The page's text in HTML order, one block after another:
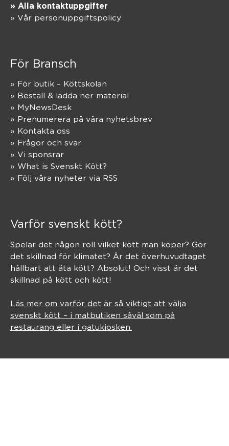
» Alla kontaktuppgifter
» Vår personuppgiftspolicy
För Bransch
» För butik – Köttskolan
» Beställ & ladda ner material
» MyNewsDesk
» Prenumerera på våra nyhetsbrev
» Kontakta oss
» Frågor och svar
» Vi sponsrar
» What is Svenskt Kött?
» Följ våra nyheter via RSS
Varför svenskt kött?
Spelar det någon roll vilket kött man köper? Gör
det skillnad för klimatet? Är det överhuvudtaget
hållbart att äta kött? Absolut! Och visst är det
skillnad på kött och kött!
Läs mer om varför det är så viktigt att välja
svenskt kött – i matbutiken såväl som på
restaurang eller i gatukiosken.